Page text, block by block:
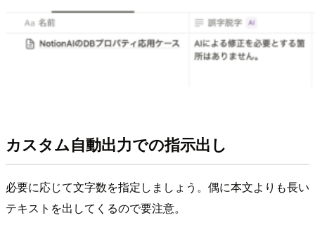
カスタム自動出力での指示出し
必要に応じて文字数を指定しましょう。偶に本文よりも長い
テキストを出してくるので要注意。